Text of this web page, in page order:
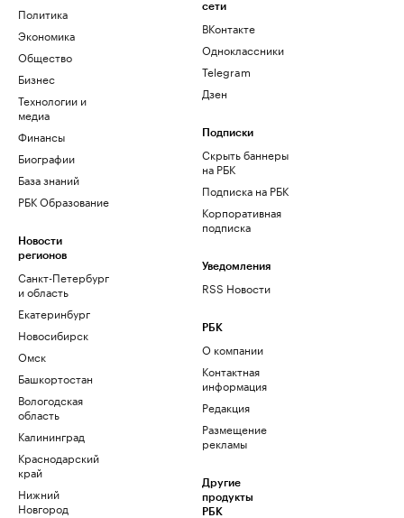
Политика
Экономика
Общество
Бизнес
Технологии и
медиа
Финансы
Биографии
База знаний
РБК Образование
Новости
регионов
Санкт-Петербург
и область
Екатеринбург
Новосибирск
Омск
Башкортостан
Вологодская
область
Калининград
Краснодарский
край
Нижний
Новгород
сети
ВКонтакте
Одноклассники
Telegram
Дзен
Подписки
Скрыть баннеры
на РБК
Подписка на РБК
Корпоративная
подписка
Уведомления
RSS Новости
РБК
О компании
Контактная
информация
Редакция
Размещение
рекламы
Другие
продукты
РБК